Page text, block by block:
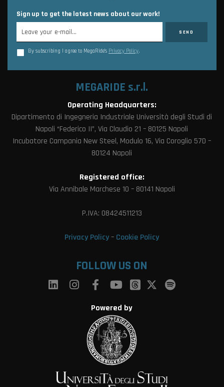
Sign up to get the latest news about our work!
By subscribing I agree to MegaRide’s Privacy Policy.
MEGARIDE s.r.l.
Operating Headquarters:
Dipartimento di Ingegneria Industriale Università degli Studi di
Napoli “Federico II”, Via Claudio 21 – 80125 Napoli
Incubatore Campania New Steel, Modulo 16, Via Coroglio 57D –
80124 Napoli
Registered office:
Via Annibale Marchese 10 – 80141 Napoli
P.IVA: 08424511213
Privacy Policy– Cookie Policy
FOLLOW US ON
Powered by